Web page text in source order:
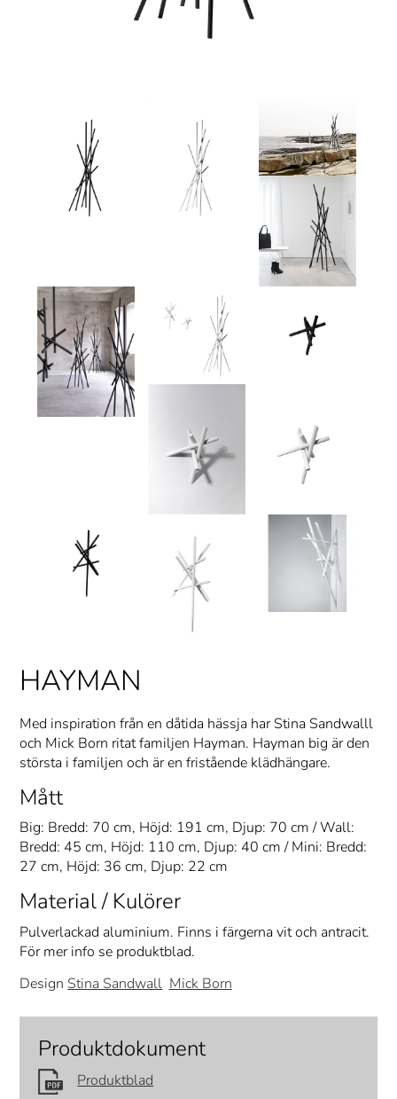
HAYMAN
Med inspiration från en dåtida hässja har Stina Sandwalll
och Mick Born ritat familjen Hayman. Hayman big är den
största i familjen och är en fristående klädhängare.
Mått
Big: Bredd: 70 cm, Höjd: 191 cm, Djup: 70 cm / Wall:
Bredd: 45 cm, Höjd: 110 cm, Djup: 40 cm / Mini: Bredd:
27 cm, Höjd: 36 cm, Djup: 22 cm
Material / Kulörer
Pulverlackad aluminium. Finns i färgerna vit och antracit.
För mer info se produktblad.
Design Stina Sandwall Mick Born
Produktdokument
Produktblad